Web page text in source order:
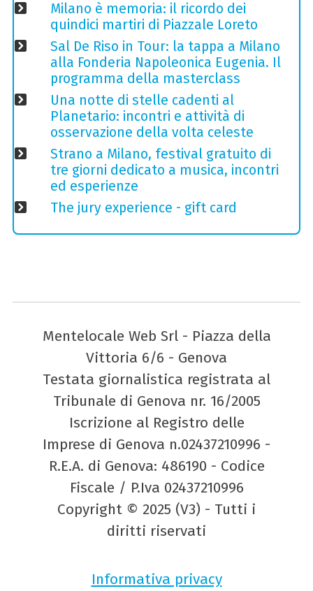
Milano è memoria: il ricordo dei
quindici martiri di Piazzale Loreto
Sal De Riso in Tour: la tappa a Milano
alla Fonderia Napoleonica Eugenia. Il
programma della masterclass
Una notte di stelle cadenti al
Planetario: incontri e attività di
osservazione della volta celeste
Strano a Milano, festival gratuito di
tre giorni dedicato a musica, incontri
ed esperienze
The jury experience - gift card
Mentelocale Web Srl - Piazza della
Vittoria 6/6 - Genova
Testata giornalistica registrata al
Tribunale di Genova nr. 16/2005
Iscrizione al Registro delle
Imprese di Genova n.02437210996 -
R.E.A. di Genova: 486190 - Codice
Fiscale / P.Iva 02437210996
Copyright © 2025 (V3) - Tutti i
diritti riservati
Informativa privacy